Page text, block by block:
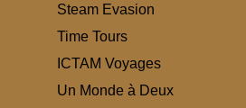
Steam Evasion
Time Tours
ICTAM Voyages
Un Monde à Deux